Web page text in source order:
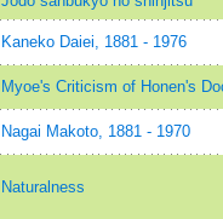
Kaneko Daiei, 1881 - 1976
Myoe's Criticism of Honen's
Nagai Makoto, 1881 - 1970
Naturalness